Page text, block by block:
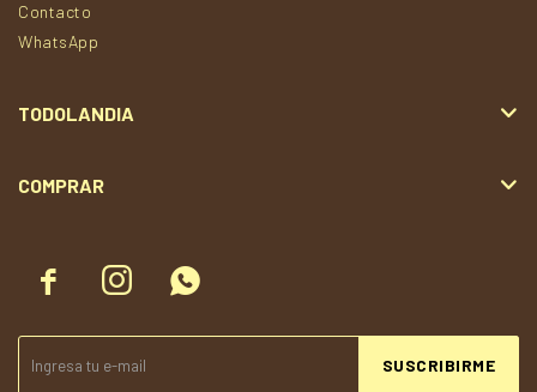
  
SUSCRIBIRME
Contacto
WhatsApp
TODOLANDIA
COMPRAR